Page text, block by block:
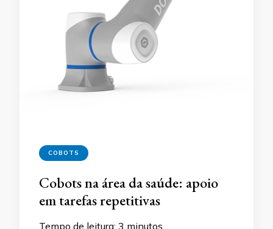
COBOTS
Cobots na área da saúde: apoio
em tarefas repetitivas
Tempo de leitura: 3 minutos